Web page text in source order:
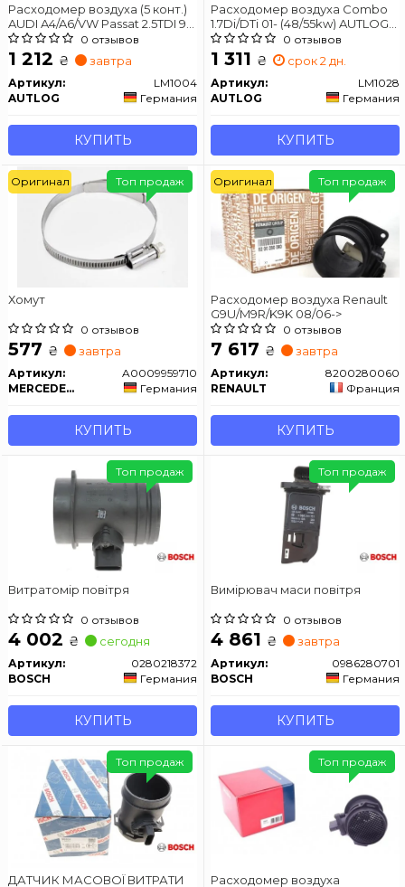
Расходомер воздуха (5 конт.)
AUDI A4/A6/VW Passat 2.5TDI 97-
05 AUTLOG LM1004
0 отзывов
1 212 ₴ завтра
Артикул:
LM1004
AUTLOG
Германия
КУПИТЬ
Расходомер воздуха Combo
1.7Di/DTi 01- (48/55kw) AUTLOG
LM1028
0 отзывов
1 311 ₴ срок 2 дн.
Артикул:
LM1028
AUTLOG
Германия
КУПИТЬ
Хомут
0 отзывов
577 ₴ завтра
Артикул:
A0009959710
MERCEDES-BENZ
Германия
КУПИТЬ
Топ продаж
Оригинал
Расходомер воздуха Renault
G9U/M9R/K9K 08/06->
0 отзывов
7 617 ₴ завтра
Артикул:
8200280060
RENAULT
Франция
КУПИТЬ
Топ продаж
Оригинал
Витратомір повітря
0 отзывов
4 002 ₴ сегодня
Артикул:
0280218372
BOSCH
Германия
КУПИТЬ
Топ продаж
Вимірювач маси повітря
0 отзывов
4 861 ₴ завтра
Артикул:
0986280701
BOSCH
Германия
КУПИТЬ
Топ продаж
ДАТЧИК МАСОВОЇ ВИТРАТИ
Топ продаж
Расходомер воздуха
Топ продаж